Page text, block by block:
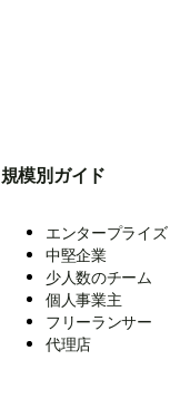
規模別ガイド
エンタープライズ
中堅企業
少人数のチーム
個人事業主
フリーランサー
代理店